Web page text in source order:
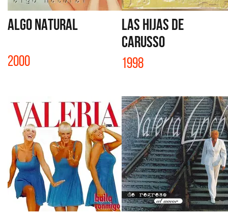
ALGO NATURAL
2000
LAS HIJAS DE
CARUSSO
1998